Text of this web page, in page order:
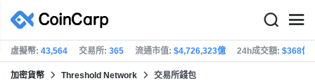
虛擬幣: 43,564 交易所: 365 流通市值: $4,726,323億 24h成交額: $368億
加密貨幣 Threshold Network 交易所錢包